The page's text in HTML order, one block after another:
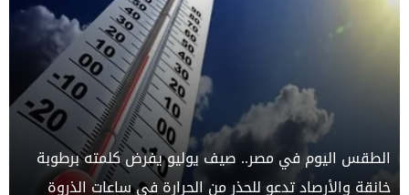
الطقس اليوم في مصر.. صيف يوليو يفرض كلمته برطوبة
خانقة والأرصاد تدعو للحذر من الحرارة في ساعات الذروة